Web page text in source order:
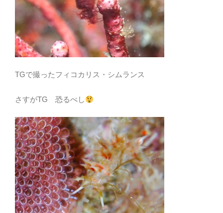
TGで撮ったフィコカリス・シムランス
さすがTG 恐るべし